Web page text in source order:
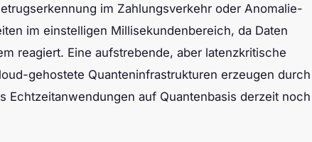
im Zahlungsverkehr oder Anomalie-
im einstelligen Millisekundenbereich, da Daten
reagiert. Eine aufstrebende, aber latenzkritische
gehostete Quanteninfrastrukturen erzeugen durch
auf Quantenbasis derzeit noch